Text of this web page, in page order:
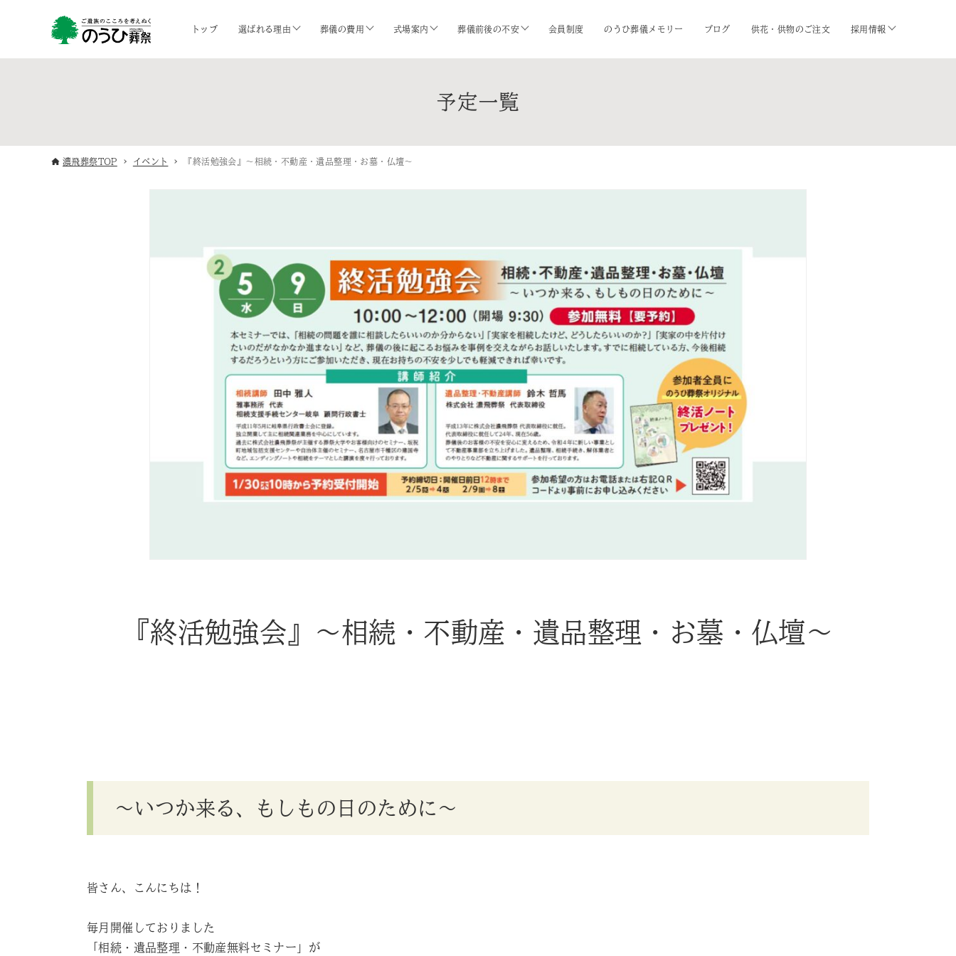
トップ 選ばれる理由 葬儀の費用 式場案内 葬儀前後の不安 会員制度 のうひ葬儀メモリー ブログ 供花・供物のご注文 採用情報
予定一覧
濃飛葬祭TOP イベント 『終活勉強会』〜相続・不動産・遺品整理・お墓・仏壇〜
『終活勉強会』〜相続・不動産・遺品整理・お墓・仏壇〜
〜いつか来る、もしもの日のために〜
皆さん、こんにちは！
毎月開催しておりました
「相続・遺品整理・不動産無料セミナー」が